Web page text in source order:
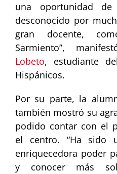
una oportunidad
desconocido por
gran docente,
Sarmiento”,
Lobeto, estudiante
Hispánicos.
Por su parte, la
también mostró su
podido contar con el
el centro. “Ha sido
enriquecedora poder
y conocer más